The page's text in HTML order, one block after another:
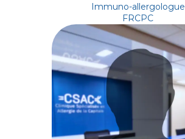
Immuno-allergologue
FRCPC